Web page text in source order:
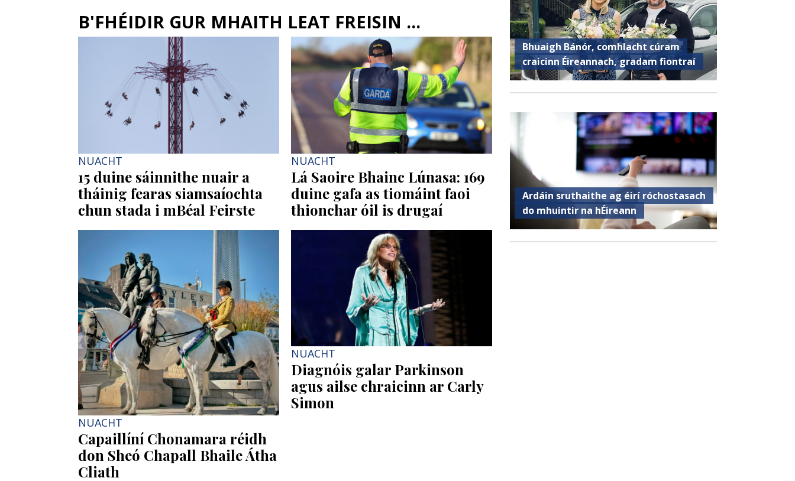
B'FHÉIDIR GUR MHAITH LEAT FREISIN ...
NUACHT
15 duine sáinnithe nuair a
tháinig fearas siamsaíochta
chun stada i mBéal Feirste
NUACHT
Lá Saoire Bhainc Lúnasa: 169
duine gafa as tiomáint faoi
thionchar óil is drugaí
NUACHT
Capaillíní Chonamara réidh
don Sheó Chapall Bhaile Átha
Cliath
NUACHT
Diagnóis galar Parkinson
agus ailse chraicinn ar Carly
Simon
Bhuaigh Bánór, comhlacht cúram
craicinn Éireannach, gradam fiontraí
Ardáin sruthaithe ag éirí róchostasach
do mhuintir na hÉireann